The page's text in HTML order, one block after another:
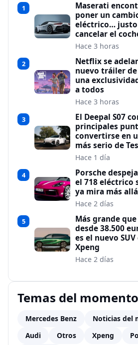
1
Maserati
poner un
eléctrico… justo
cancelar el
Hace 3 horas
2
Netflix se
nuevo tráiler de
una
a todos
Hace 3 horas
3
El Deepal S07
principales
convertirse en
más serio de
Hace 1 día
4
Porsche
el 718 eléctrico
ya mira más
Hace 2 días
5
Más grande
desde 38.500
es el nuevo
Xpeng
Hace 2 días
Temas del momento
Mercedes Benz Noticias del
Audi
Otros Xpeng